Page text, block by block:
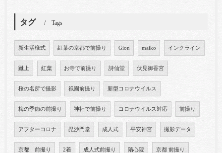
タグ Tags
新生活様式 紅葉の京都で前撮り Gion maiko インクライン
蹴上 紅葉 お寺で前撮り 詩仙堂 伏見御香宮
桜の名所で撮影 祇園前撮り 新型コロナウイルス
梅の季節の前撮り 神社で前撮り コロナウイルス対応 前撮り
アフターコロナ 毘沙門堂 成人式 平安神宮 撮影データ
京都 前撮り 2着 成人式前撮り 隋心院 京都 前撮り